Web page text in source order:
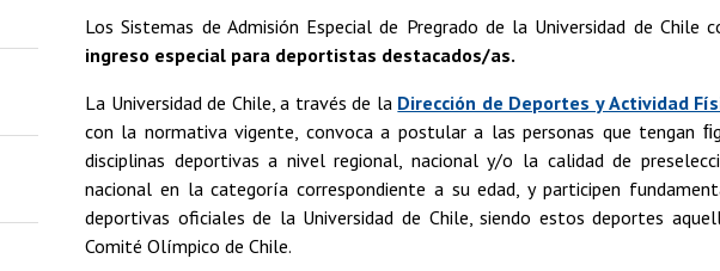
Los Sistemas de Admisión Especial de Pregrado de la Universidad de Chile
ingreso especial para deportistas destacados/as.
La Universidad de Chile, a través de la Dirección de Deportes y Actividad
con la normativa vigente, convoca a postular a las personas que tengan
disciplinas deportivas a nivel regional, nacional y/o la calidad de
nacional en la categoría correspondiente a su edad, y participen
deportivas oficiales de la Universidad de Chile, siendo estos deportes
Comité Olímpico de Chile.